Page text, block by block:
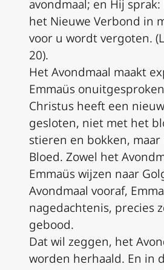
avondmaal; en Hij sprak:
het Nieuwe Verbond in
voor u wordt vergoten.
20).
Het Avondmaal maakt
Emmaüs
Christus heeft een
gesloten, niet met het
stieren en bokken,
Bloed. Zowel het
Emmaüs wijzen naar
Avondmaal vooraf,
nagedachtenis, precies
gebood.
Dat wil zeggen, het
worden herhaald. En in